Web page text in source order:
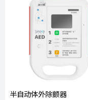
半自动体外除颤器